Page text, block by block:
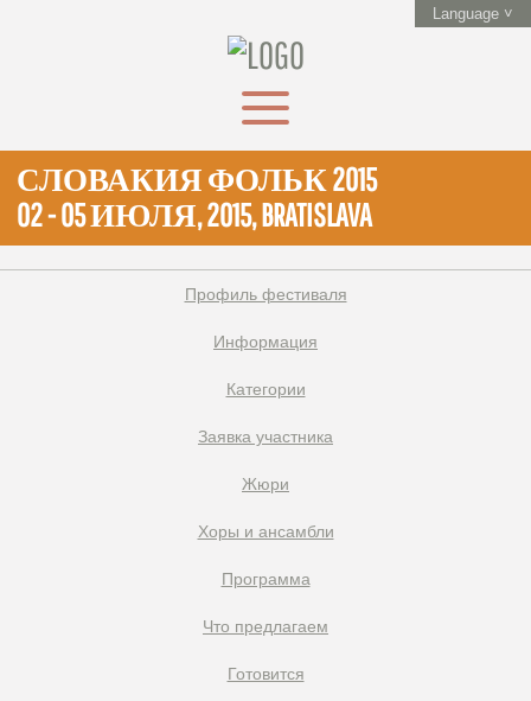
Language ˅
СЛОВАКИЯ ФОЛЬК 2015
02 - 05 ИЮЛЯ, 2015, BRATISLAVA
Профиль фестиваля
Информация
Категории
Заявка участника
Жюри
Xоры и ансамбли
Программа
Что предлагаем
Готовится